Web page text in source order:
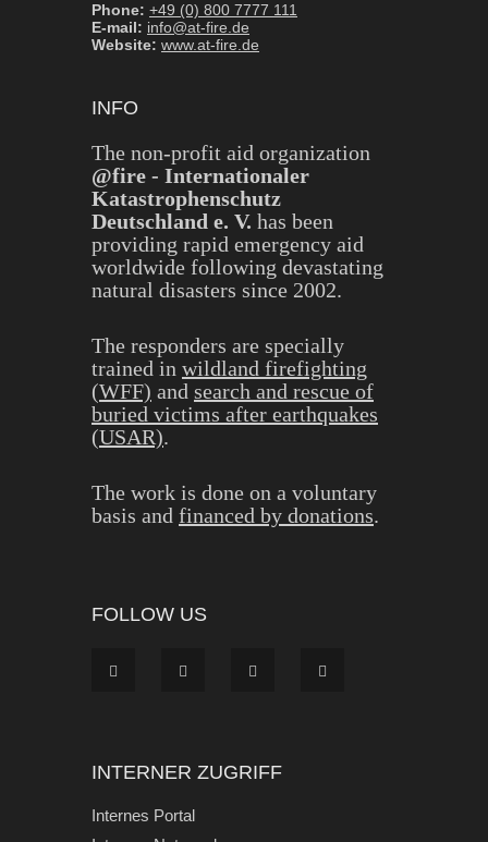
Phone: +49 (0) 800 7777 111
E-mail: info@at-fire.de
Website: www.at-fire.de
INFO
The non-profit aid organization
@fire - Internationaler
Katastrophenschutz
Deutschland e. V. has been
providing rapid emergency aid
worldwide following devastating
natural disasters since 2002.
The responders are specially
trained in wildland firefighting
(WFF) and search and rescue of
buried victims after earthquakes
(USAR).
The work is done on a voluntary
basis and financed by donations.
FOLLOW US
INTERNER ZUGRIFF
Internes Portal